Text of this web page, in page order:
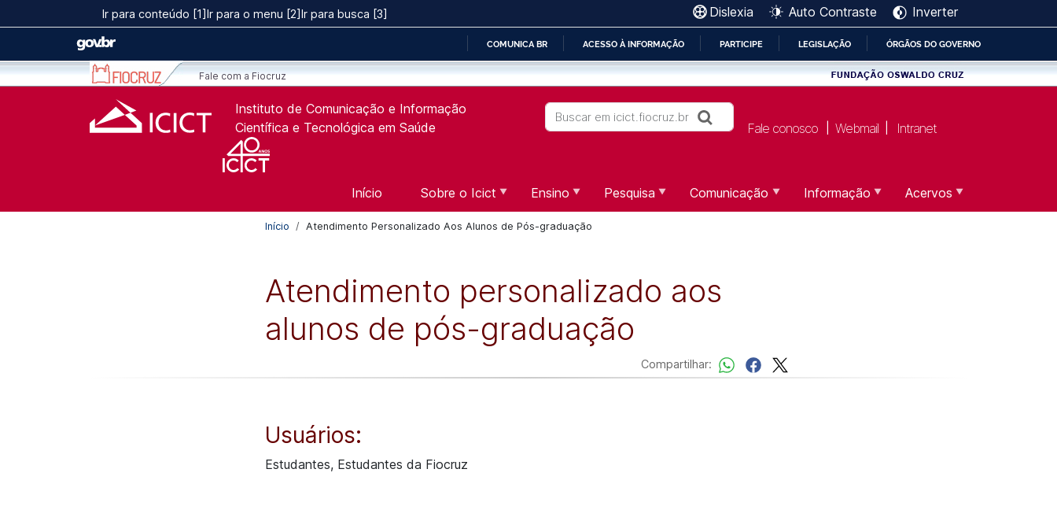
Ir para o conteúdo [1]
Ir para o menu [2]
Ir para a Busca [3]
PARA
CONTEÚDO
COMUNICA BR ACESSO À INFORMAÇÃO PARTICIPE LEGISLAÇÃO ÓRGÃOS DO GOVERNO
Fale com a Fiocruz
Ir para conteúdo [1]Ir para o menu [2]Ir para busca [3] Dislexia Auto Contraste Inverter
Instituto de Comunicação e Informação
Científica e Tecnológica em Saúde
Buscar
Fale conosco
Webmail Intranet
Início Sobre o Icict Ensino Pesquisa Comunicação Informação Acervos
Início Atendimento Personalizado Aos Alunos de Pós-graduação
Atendimento personalizado aos
alunos de pós-graduação
Compartilhar:
Usuários:
Estudantes, Estudantes da Fiocruz